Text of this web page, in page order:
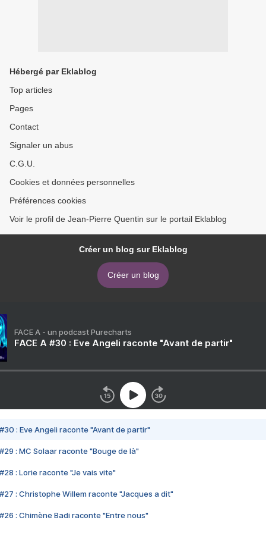
Hébergé par Eklablog
Top articles
Pages
Contact
Signaler un abus
C.G.U.
Cookies et données personnelles
Préférences cookies
Voir le profil de Jean-Pierre Quentin sur le portail Eklablog
Créer un blog sur Eklablog
Créer un blog
FACE A - un podcast Purecharts
FACE A #30 : Eve Angeli raconte "Avant de partir"
#30 : Eve Angeli raconte "Avant de partir"
#29 : MC Solaar raconte "Bouge de là"
#28 : Lorie raconte "Je vais vite"
#27 : Christophe Willem raconte "Jacques a dit"
#26 : Chimène Badi raconte "Entre nous"